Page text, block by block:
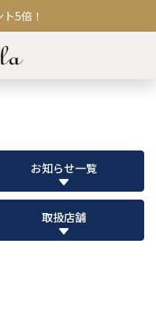
5倍！
お知らせ一覧
取扱店舗